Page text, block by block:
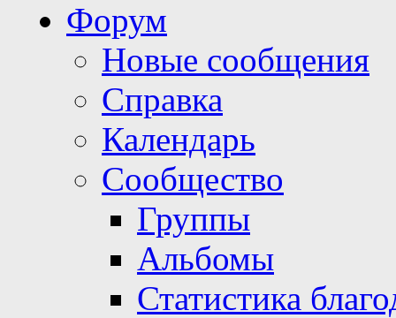
Форум
Новые сообщения
Справка
Календарь
Сообщество
Группы
Альбомы
Статистика